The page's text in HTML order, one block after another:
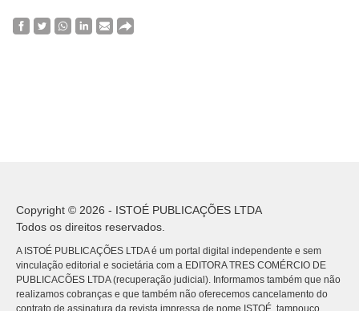
Copyright © 2026 - ISTOÉ PUBLICAÇÕES LTDA
Todos os direitos reservados.
A ISTOÉ PUBLICAÇÕES LTDA é um portal digital independente e sem
vinculação editorial e societária com a EDITORA TRES COMÉRCIO DE
PUBLICACÕES LTDA (recuperação judicial). Informamos também que não
realizamos cobranças e que também não oferecemos cancelamento do